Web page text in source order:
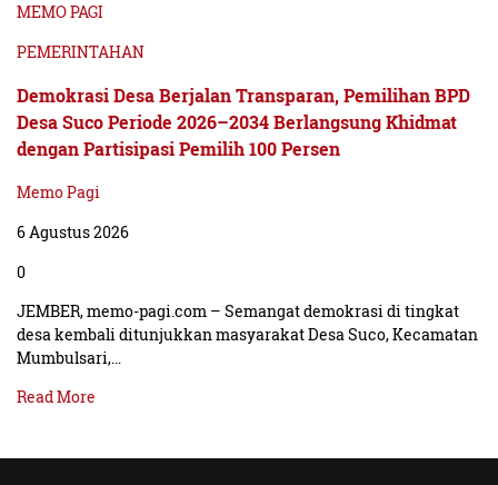
MEMO PAGI
PEMERINTAHAN
Demokrasi Desa Berjalan Transparan, Pemilihan BPD
Desa Suco Periode 2026–2034 Berlangsung Khidmat
dengan Partisipasi Pemilih 100 Persen
Memo Pagi
6 Agustus 2026
0
JEMBER, memo-pagi.com – Semangat demokrasi di tingkat
desa kembali ditunjukkan masyarakat Desa Suco, Kecamatan
Mumbulsari,…
Read More